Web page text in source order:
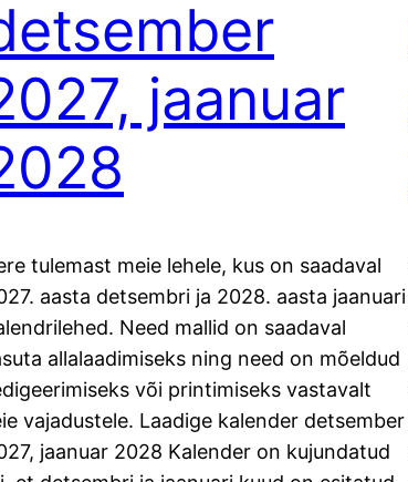
jaanuar
tulemast meie lehele, kus on saadaval
aasta detsembri ja 2028. aasta jaanuari
Need mallid on saadaval
allalaadimiseks ning need on mõeldud
või printimiseks vastavalt
vajadustele. Laadige kalender detsember
jaanuar 2028 Kalender on kujundatud